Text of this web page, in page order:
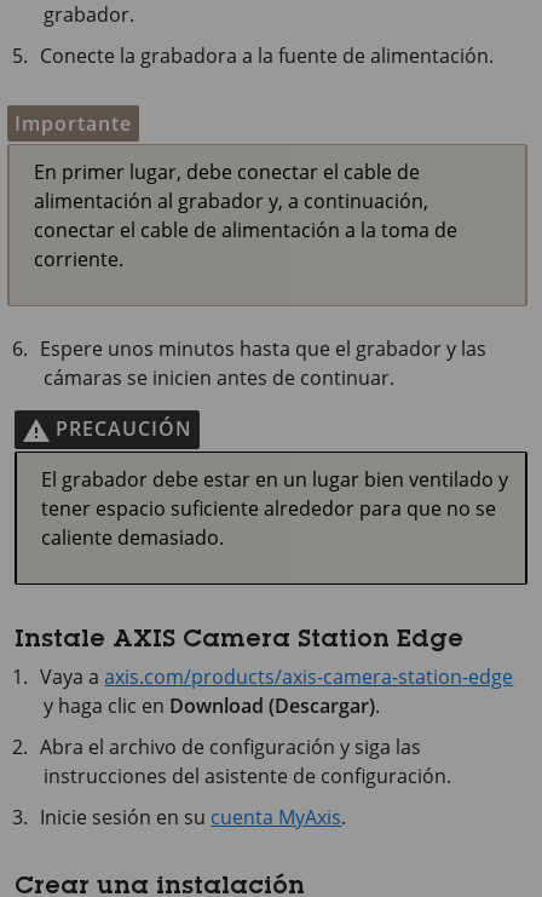
grabador.
Conecte la grabadora a la fuente de alimentación.
Importante
En primer lugar, debe conectar el cable de
alimentación al grabador y, a continuación,
conectar el cable de alimentación a la toma de
corriente.
Espere unos minutos hasta que el grabador y las
cámaras se inicien antes de continuar.
PRECAUCIÓN
El grabador debe estar en un lugar bien ventilado y
tener espacio suficiente alrededor para que no se
caliente demasiado.
Instale AXIS Camera Station Edge
Vaya aaxis.com/products/axis-camera-station-edge
y haga clic en Download (Descargar).
Abra el archivo de configuración y siga las
instrucciones del asistente de configuración.
Inicie sesión en su cuenta MyAxis.
Crear una instalación